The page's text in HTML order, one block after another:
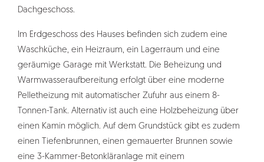
Dachgeschoss.
Im Erdgeschoss des Hauses befinden sich zudem eine
Waschküche, ein Heizraum, ein Lagerraum und eine
geräumige Garage mit Werkstatt. Die Beheizung und
Warmwasseraufbereitung erfolgt über eine moderne
Pelletheizung mit automatischer Zufuhr aus einem 8-
Tonnen-Tank. Alternativ ist auch eine Holzbeheizung über
einen Kamin möglich. Auf dem Grundstück gibt es zudem
einen Tiefenbrunnen, einen gemauerter Brunnen sowie
eine 3-Kammer-Betonkläranlage mit einem